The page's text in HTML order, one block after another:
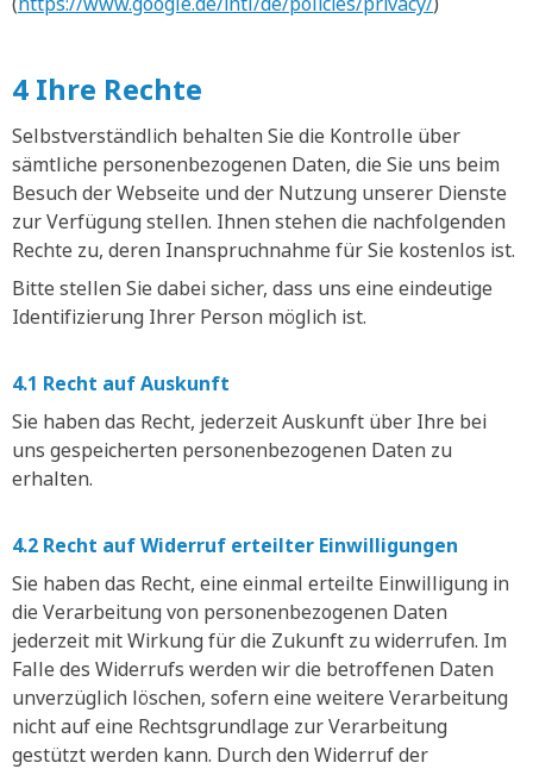
4 Ihre Rechte
Selbstverständlich behalten Sie die Kontrolle über
sämtliche personenbezogenen Daten, die Sie uns beim
Besuch der Webseite und der Nutzung unserer Dienste
zur Verfügung stellen. Ihnen stehen die nachfolgenden
Rechte zu, deren Inanspruchnahme für Sie kostenlos ist.
Bitte stellen Sie dabei sicher, dass uns eine eindeutige
Identifizierung Ihrer Person möglich ist.
4.1 Recht auf Auskunft
Sie haben das Recht, jederzeit Auskunft über Ihre bei
uns gespeicherten personenbezogenen Daten zu
erhalten.
4.2 Recht auf Widerruf erteilter Einwilligungen
Sie haben das Recht, eine einmal erteilte Einwilligung in
die Verarbeitung von personenbezogenen Daten
jederzeit mit Wirkung für die Zukunft zu widerrufen. Im
Falle des Widerrufs werden wir die betroffenen Daten
unverzüglich löschen, sofern eine weitere Verarbeitung
nicht auf eine Rechtsgrundlage zur Verarbeitung
gestützt werden kann. Durch den Widerruf der